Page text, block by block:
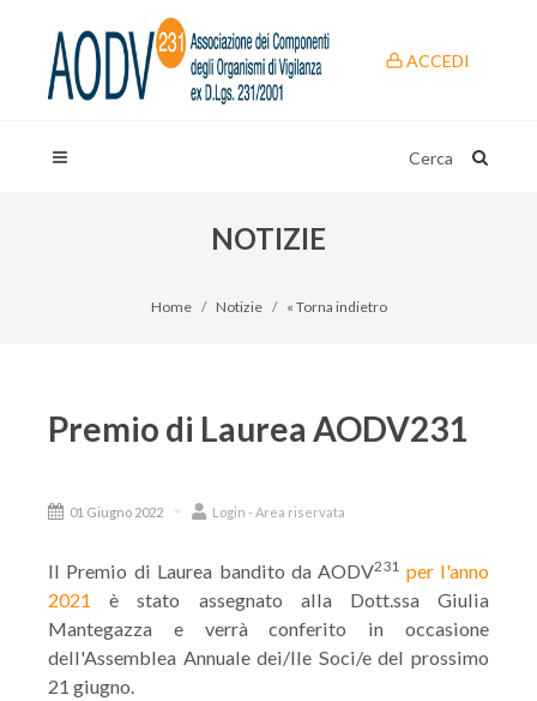
ACCEDI
Cerca
NOTIZIE
Home Notizie « Torna indietro
Premio di Laurea AODV231
01 Giugno 2022 Login - Area riservata
Il Premio di Laurea bandito da AODV231 per l'anno
2021
è stato assegnato alla Dott.ssa Giulia
Mantegazza e verrà conferito in occasione
dell'Assemblea Annuale dei/lle Soci/e del prossimo
21 giugno.